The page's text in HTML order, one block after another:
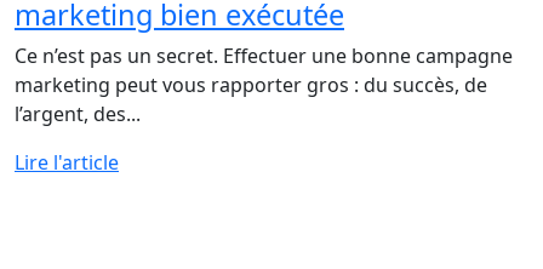
marketing bien exécutée
Ce n’est pas un secret. Effectuer une bonne campagne
marketing peut vous rapporter gros : du succès, de
l’argent, des...
Lire l'article